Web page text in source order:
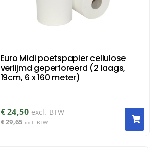
Euro Midi poetspapier cellulose
verlijmd geperforeerd (2 laags,
19cm, 6 x 160 meter)
€24,50 excl. BTW
€29,65 incl. BTW